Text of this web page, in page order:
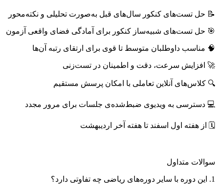
📝 حل تست‌های کنکور سال‌های قبل به‌صورت تحلیلی و نکته‌محور
🎯 حل تست‌های شبیه‌ساز کنکور برای آمادگی فضای واقعی آزمون
🧠 مناسب داوطلبان متوسط تا قوی برای ارتقای رتبه‌ آن‌ها
🚀 افزایش سرعت، دقت و اطمینان در تست‌زنی
🔍 کلاس‌های آنلاین تعاملی با امکان پرسش مستقیم
💻 دسترسی به ویدیوی ضبط‌شده‌ی جلسات برای مرور مجدد
🗓 از هفته اول اسفند تا هفته آخر اردیبهشت
سوالات متداول
1. این دوره با سایر دوره‌های ریاضی چه تفاوتی دارد؟